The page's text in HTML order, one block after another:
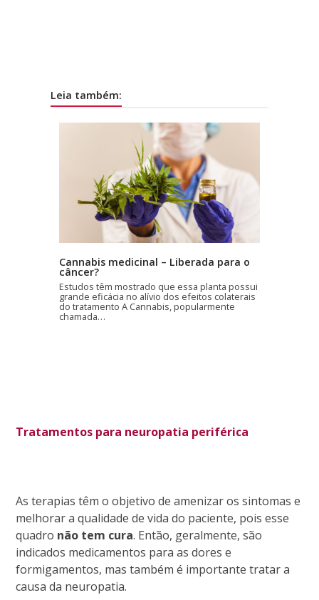
Leia também:
Cannabis medicinal – Liberada para o
câncer?
Estudos têm mostrado que essa planta possui
grande eficácia no alívio dos efeitos colaterais
do tratamento A Cannabis, popularmente
chamada…
Tratamentos para neuropatia periférica
As terapias têm o objetivo de amenizar os sintomas e
melhorar a qualidade de vida do paciente, pois esse
quadro não tem cura. Então, geralmente, são
indicados medicamentos para as dores e
formigamentos, mas também é importante tratar a
causa da neuropatia.